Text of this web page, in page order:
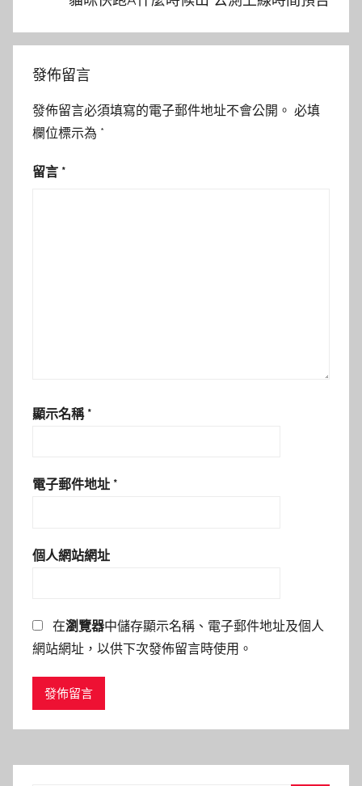
發佈留言
發佈留言必須填寫的電子郵件地址不會公開。 必填
欄位標示為 *
留言 *
顯示名稱 *
電子郵件地址 *
個人網站網址
在瀏覽器中儲存顯示名稱、電子郵件地址及個人
網站網址，以供下次發佈留言時使用。